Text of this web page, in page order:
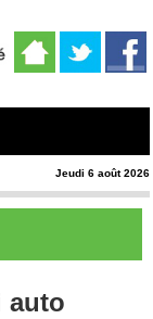
Jeudi 6 août 2026
auto